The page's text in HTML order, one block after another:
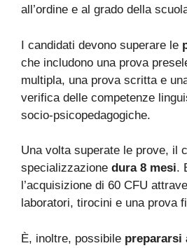
all’ordine e al grado della
I candidati devono superare le
che includono una prova
multipla, una prova scritta e
verifica delle competenze
socio-psicopedagogiche.
Una volta superate le prove, il
specializzazione dura 8 mesi.
l’acquisizione di 60 CFU
laboratori, tirocini e una prova
È, inoltre, possibile prepararsi